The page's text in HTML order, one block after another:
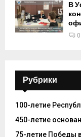
В
0
Рубрики
100-летие
450-летие
75-летие Победы